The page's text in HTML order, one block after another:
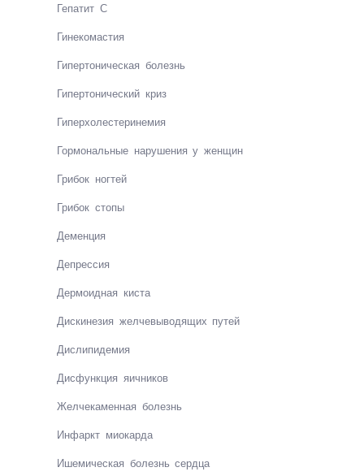
Гепатит С
Ги­не­ко­мас­тия
Ги­пер­то­ни­чес­кая бо­ле­знь
Ги­пер­то­ни­чес­кий криз
Ги­пер­хо­лес­те­ри­не­мия
Гормональные нарушения у женщин
Гри­бок ног­тей
Гри­бок сто­пы
Де­мен­ция
Депрес­сия
Дермо­ид­ная кис­та
Дис­ки­не­зия жел­че­вы­во­дя­щих пу­тей
Дис­ли­пи­де­мия
Дисфункция яичников
Жел­че­ка­мен­ная бо­лезнь
Ин­фаркт мио­кар­да
Ише­ми­чес­кая бо­лезнь серд­ца